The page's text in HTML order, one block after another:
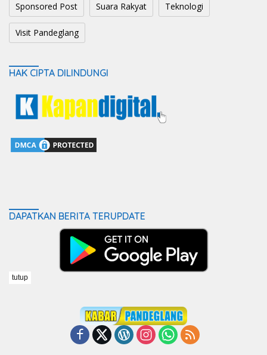
Sponsored Post Suara Rakyat Teknologi
Visit Pandeglang
HAK CIPTA DILINDUNGI
DAPATKAN BERITA TERUPDATE
tutup